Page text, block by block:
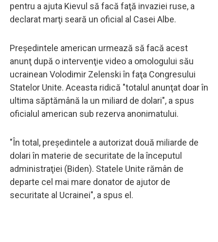
pentru a ajuta Kievul să facă faţă invaziei ruse, a
declarat marţi seară un oficial al Casei Albe.
Preşedintele american urmează să facă acest
anunţ după o intervenţie video a omologului său
ucrainean Volodimir Zelenski în faţa Congresului
Statelor Unite. Aceasta ridică "totalul anunţat doar în
ultima săptămână la un miliard de dolari", a spus
oficialul american sub rezerva anonimatului.
"În total, preşedintele a autorizat două miliarde de
dolari în materie de securitate de la începutul
administraţiei (Biden). Statele Unite rămân de
departe cel mai mare donator de ajutor de
securitate al Ucrainei", a spus el.